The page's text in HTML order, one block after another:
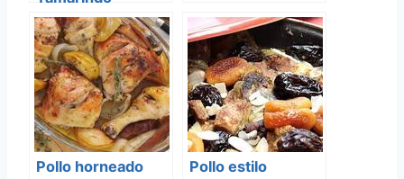
Pollo horneado
Pollo estilo